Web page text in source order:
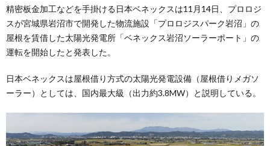
精密板金加工などを手掛ける日本ベネックスは11月14日、プロロジ
スが宮城県岩沼市で開発した物流施設「プロロジスパーク岩沼」の
屋根を賃借した太陽光発電所「ベネックス岩沼ソーラーポート」の
運転を開始したと発表した。
日本ベネックスは屋根借り方式の太陽光発電設備（屋根借りメガソ
ーラー）としては、国内最大級（出力約3.8MW）と説明している。